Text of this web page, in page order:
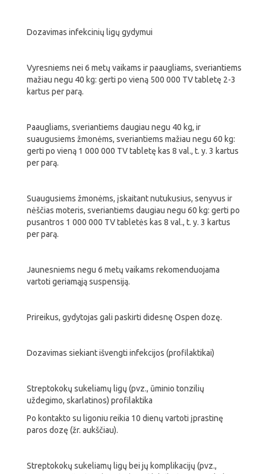
Dozavimas infekcinių ligų gydymui
Vyresniems nei 6 metų vaikams ir paaugliams, sveriantiems
mažiau negu 40 kg: gerti po vieną 500 000 TV tabletę 2-3
kartus per parą.
Paaugliams, sveriantiems daugiau negu 40 kg, ir
suaugusiems žmonėms, sveriantiems mažiau negu 60 kg:
gerti po vieną 1 000 000 TV tabletę kas 8 val., t. y. 3 kartus
per parą.
Suaugusiems žmonėms, įskaitant nutukusius, senyvus ir
nėščias moteris, sveriantiems daugiau negu 60 kg: gerti po
pusantros 1 000 000 TV tabletės kas 8 val., t. y. 3 kartus
per parą.
Jaunesniems negu 6 metų vaikams rekomenduojama
vartoti geriamąją suspensiją.
Prireikus, gydytojas gali paskirti didesnę Ospen dozę.
Dozavimas siekiant išvengti infekcijos (profilaktikai)
Streptokokų sukeliamų ligų (pvz., ūminio tonzilių
uždegimo, skarlatinos) profilaktika
Po kontakto su ligoniu reikia 10 dienų vartoti įprastinę
paros dozę (žr. aukščiau).
Streptokokų sukeliamų ligų bei jų komplikacijų (pvz.,